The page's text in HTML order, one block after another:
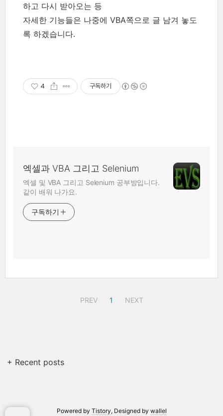
하고 다시 받아오는 등
자세한 기능들은 나중에 VBA쪽으로 글 남겨 놓도
록 하겠습니다.
4 구독하기
엑셀과 VBA 그리고 Selenium
엑셀 및 VBA 그리고 Selenium 공부방입니다.
같이 배워 나가요.
구독하기
PREV 1 NEXT
+ Recent posts
Powered by Tistory, Designed by wallel